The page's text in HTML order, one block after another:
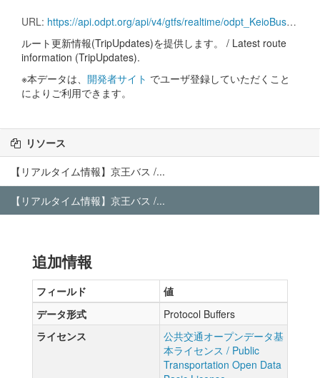
URL: https://api.odpt.org/api/v4/gtfs/realtime/odpt_KeioBus_AllLines_trip_update?acl:consumerKey=[アクセストークン/YOUR_ACCESS_TOKEN]
ルート更新情報(TripUpdates)を提供します。 / Latest route
information (TripUpdates).
※本データは、 開発者サイト でユーザ登録していただくこと
によりご利用できます。
リソース
【リアルタイム情報】京王バス /...
【リアルタイム情報】京王バス /...
追加情報
フィールド
値
データ形式
Protocol Buffers
ライセンス
公共交通オープンデータ基
本ライセンス / Public
Transportation Open Data